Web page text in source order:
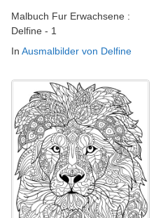
Malbuch Fur Erwachsene :
Delfine - 1
In Ausmalbilder von Delfine